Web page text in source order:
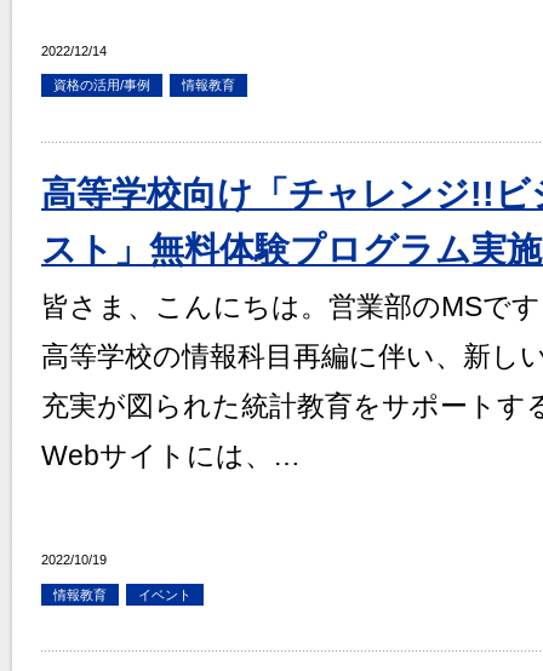
2022/12/14
資格の活用/事例 情報教育
高等学校向け「チャレンジ!!
スト」無料体験プログラム実
皆さま、こんにちは。営業部のMSで
高等学校の情報科目再編に伴い、新し
充実が図られた統計教育をサポートす
Webサイトには、…
2022/10/19
情報教育 イベント